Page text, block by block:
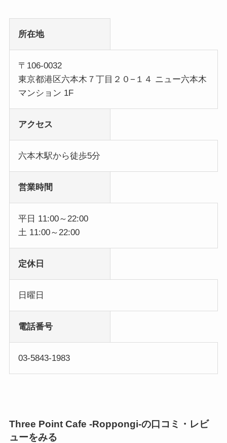
所在地
〒106-0032
東京都港区六本木７丁目２０−１４ ニュー六本木
マンション 1F
アクセス
六本木駅から徒歩5分
営業時間
平日 11:00～22:00
土 11:00～22:00
定休日
日曜日
電話番号
03-5843-1983
Three Point Cafe -Roppongi-の口コミ・レビ
ューをみる